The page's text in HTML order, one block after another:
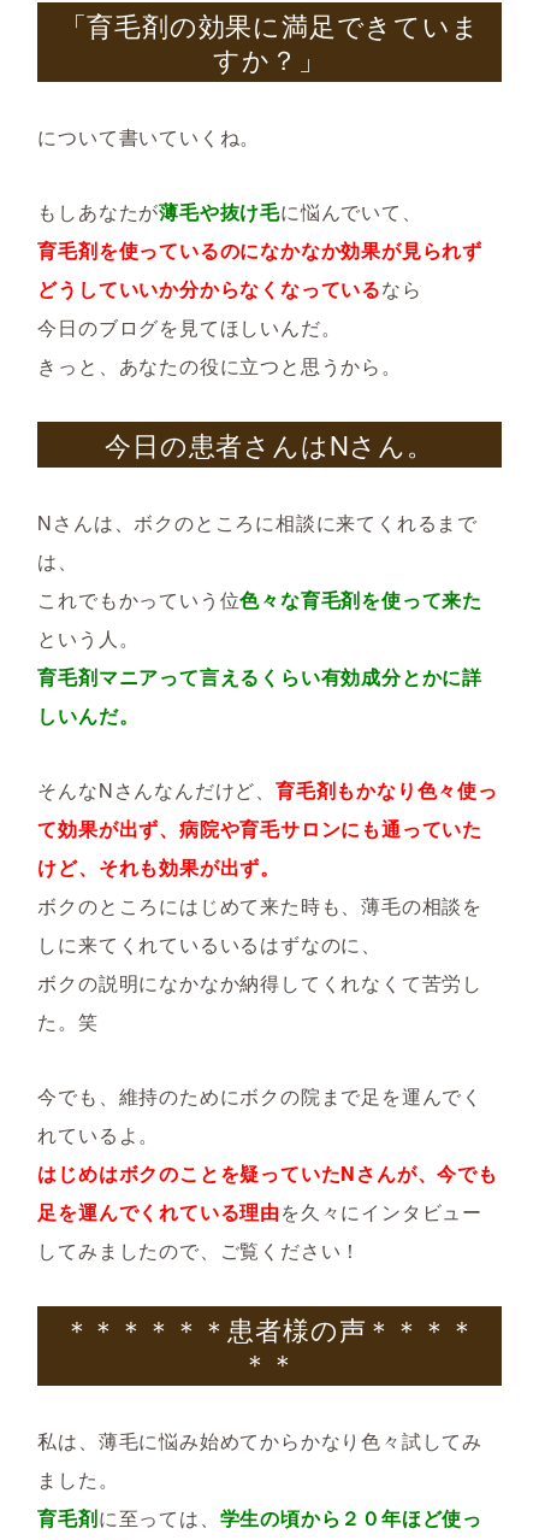
「育毛剤の効果に満足できていま
すか？」
について書いていくね。
もしあなたが薄毛や抜け毛に悩んでいて、
育毛剤を使っているのになかなか効果が見られず
どうしていいか分からなくなっているなら
今日のブログを見てほしいんだ。
きっと、あなたの役に立つと思うから。
今日の患者さんはNさん。
Nさんは、ボクのところに相談に来てくれるまで
は、
これでもかっていう位色々な育毛剤を使って来た
という人。
育毛剤マニアって言えるくらい有効成分とかに詳
しいんだ。
そんなNさんなんだけど、 育毛剤もかなり色々使っ
て効果が出ず、 病院や育毛サロンにも通っていた
けど、それも効果が出ず。
ボクのところにはじめて来た時も、薄毛の相談を
しに来てくれているいるはずなのに、
ボクの説明になかなか納得してくれなくて苦労し
た。笑
今でも、維持のためにボクの院まで足を運んでく
れているよ。
はじめはボクのことを疑っていたNさんが、今でも
足を運んでくれている理由を久々にインタビュー
してみましたので、ご覧ください！
＊＊＊＊＊＊患者様の声＊＊＊＊
＊＊
私は、薄毛に悩み始めてからかなり色々試してみ
ました。
育毛剤に至っては、 学生の頃から２０年ほど使っ